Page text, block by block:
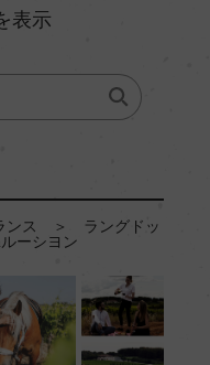
表示
ンス ＞ ラングドッ
ーシヨン